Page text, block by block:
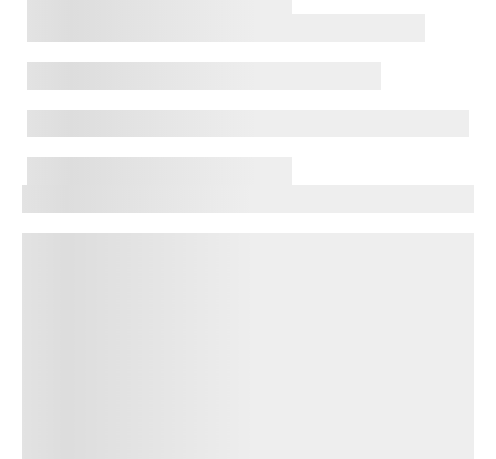
Sie haben Fragen oder Anliegen? Nutzen Sie dafür